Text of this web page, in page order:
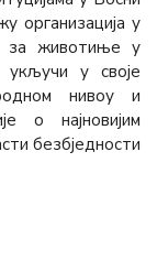
организација у
за животиње у
у своје
нивоу и
о најновијим
безбједности